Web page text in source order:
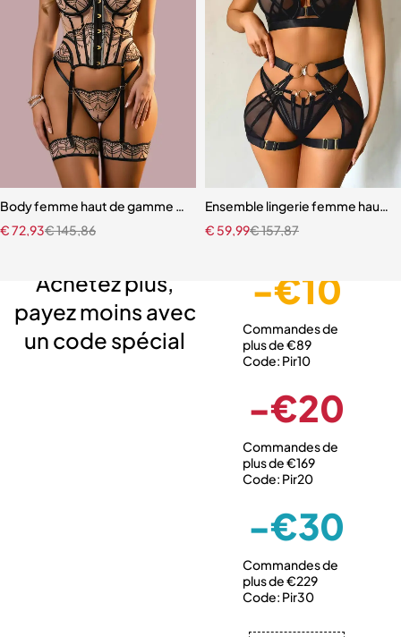
Body femme haut de gamme – Lingerie en maille au design raffiné
€145,86
€72,93
Ensemble lingerie femme haut
€157,87
€ 59,99
Achetez plus,
payez moins avec
un code spécial
-€10
Commandes de
plus de €89
Code: Pir10
-€20
Commandes de
plus de €169
Code: Pir20
-€30
Commandes de
plus de €229
Code: Pir30